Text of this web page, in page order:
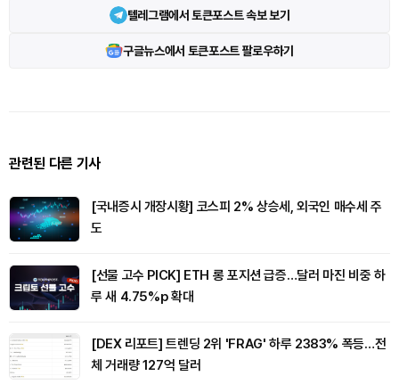
텔레그램에서 토큰포스트 속보 보기
구글뉴스에서 토큰포스트 팔로우하기
관련된 다른 기사
[국내증시 개장시황] 코스피 2% 상승세, 외국인 매수세 주
도
[선물 고수 PICK] ETH 롱 포지션 급증…달러 마진 비중 하
루 새 4.75%p 확대
[DEX 리포트] 트렌딩 2위 'FRAG' 하루 2383% 폭등…전
체 거래량 127억 달러